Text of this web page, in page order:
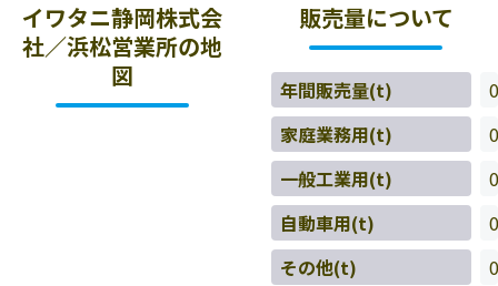
イワタニ静岡株式会
社／浜松営業所の地
図
販売量について
年間販売量(t)
0
家庭業務用(t)
0
一般工業用(t)
0
自動車用(t)
0
その他(t)
0